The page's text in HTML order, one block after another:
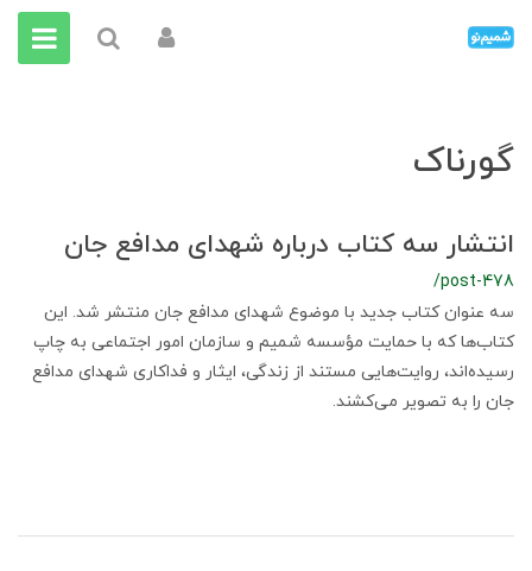
گورناک
انتشار سه کتاب درباره شهدای مدافع جان
/post-478
سه عنوان کتاب جدید با موضوع شهدای مدافع جان منتشر شد. این
کتاب‌ها که با حمایت مؤسسه شمیم و سازمان امور اجتماعی به چاپ
رسیده‌اند، روایت‌هایی مستند از زندگی، ایثار و فداکاری شهدای مدافع
جان را به تصویر می‌کشند.